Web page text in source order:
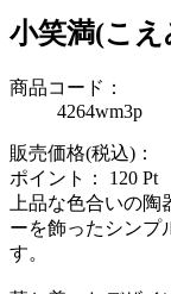
小笑満(こえ
商品コード：
4264wm3p
販売価格(税込)：
ポイント： 120 Pt
上品な色合いの
ーを飾ったシンプ
す。